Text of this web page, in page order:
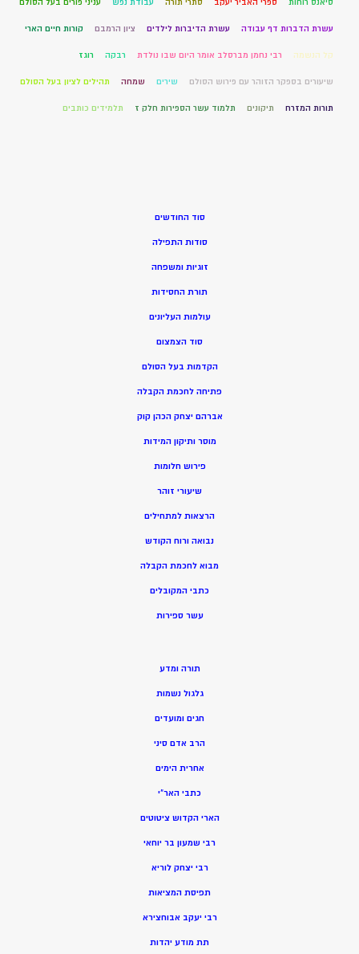
סיאנס רוחות ספרי האביר יעקב סתרי תורה עבודת נפש עניני פורים בעל הסולם
עשרת הדברות דף עבודה עשרת הדיברות לילדים ציון הרמבם קורות חיים הארי
קל הנשמה רבי נחמן מברסלב אומר היום שבו נולדת רבקה רוגז
שיעורים בספקר הזוהר עם פירוש הסולם שירים שמחה תהילים לציון בעל הסולם
תורות המזרח תיקונים תלמוד עשר הספירות חלק ז תלמידים כותבים
סוד החודשים
סודות התפילה
זוגיות ומשפחה
תורת החסידות
עולמות העליונים
סוד הצמצום
הקדמות בעל הסולם
פתיחה לחכמת הקבלה
אברהם יצחק הכהן קוק
מוסר ותיקון המידות
פירוש חלומות
שיעורי זוהר
הרצאות למתחילים
נבואה ורוח הקודש
מבוא לחכמת הקבלה
כתבי המקובלים
עשר ספירות
תורה ומדע
גלגול נשמות
חגים ומועדים
הרב אדם סיני
אחרית הימים
כתבי האר”י
הארי הקדוש ציטוטים
רבי שמעון בר יוחאי
רבי יצחק לוריא
תפיסת המציאות
רבי יעקב אבוחצירא
תת מודע יהדות